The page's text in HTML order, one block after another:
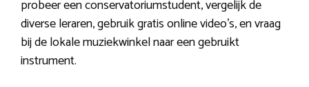
probeer een conservatoriumstudent, vergelijk de
diverse leraren, gebruik gratis online video’s, en vraag
bij de lokale muziekwinkel naar een gebruikt
instrument.